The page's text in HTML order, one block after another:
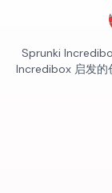
Sprunki
Incredibox 启发的